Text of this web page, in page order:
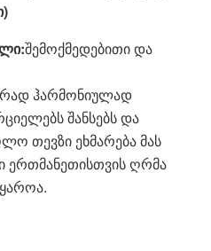
შემოქმედებითი და
ჰარმონიულად
შანსებს და
თევზი ეხმარება მას
ერთმანეთისთვის ღრმა